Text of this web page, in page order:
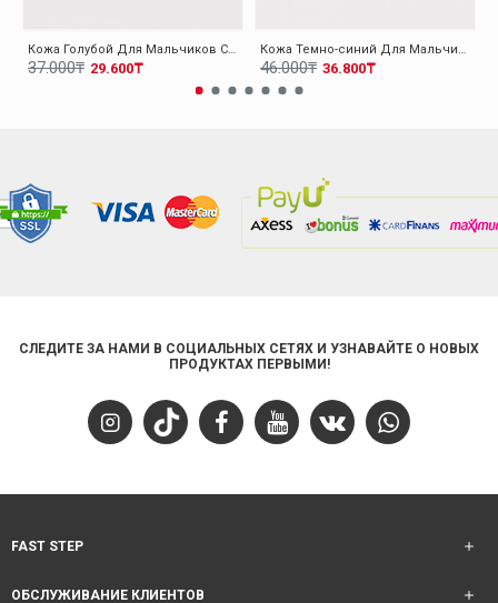
Кожа Голубой Для Мальчиков Спортивная 157XA2022
29.600₸
37.000₸
Кожа Темно-синий Для Мальчиков Спортивная Обувь 248XA004
36.800₸
46.000₸
СЛЕДИТЕ ЗА НАМИ В СОЦИАЛЬНЫХ СЕТЯХ И УЗНАВАЙТЕ О НОВЫХ
ПРОДУКТАХ ПЕРВЫМИ!
FAST STEP
ОБСЛУЖИВАНИЕ КЛИЕНТОВ